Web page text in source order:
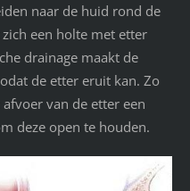
naar de huid rond de
een holte met etter
drainage maakt de
de etter eruit kan. Zo
van de etter een
deze open te houden.